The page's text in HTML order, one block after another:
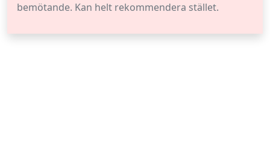
bemötande. Kan helt rekommendera stället.